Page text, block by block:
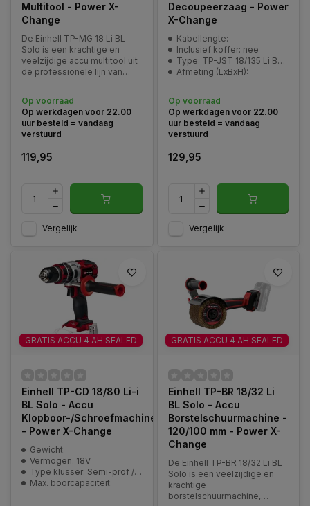
Multitool - Power X-
Change
De Einhell TP-MG 18 Li BL
Solo is een krachtige en
veelzijdige accu multitool uit
de professionele lijn van
schuren, zagen en schrapen.
Op voorraad
Op werkdagen voor 22.00
uur besteld = vandaag
verstuurd
119,95
Vergelijk
Decoupeerzaag - Power
X-Change
Kabellengte:
Inclusief koffer: nee
Type: TP-JST 18/135 Li BL Solo
Afmeting (LxBxH):
Op voorraad
Op werkdagen voor 22.00
uur besteld = vandaag
verstuurd
129,95
Vergelijk
GRATIS ACCU 4 AH SEALED
Einhell TP-CD 18/80 Li-i
BL Solo - Accu
Klopboor-/Schroefmachine
- Power X-Change
Gewicht:
Vermogen: 18V
Type klusser: Semi-prof / prof
Max. boorcapaciteit:
GRATIS ACCU 4 AH SEALED
Einhell TP-BR 18/32 Li
BL Solo - Accu
Borstelschuurmachine -
120/100 mm - Power X-
Change
De Einhell TP-BR 18/32 Li BL
Solo is een veelzijdige en
krachtige
borstelschuurmachine,